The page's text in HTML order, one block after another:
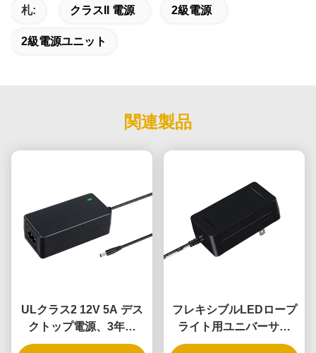
札: クラスII 電源 2級電源
2級電源ユニット
関連製品
ULクラス2 12V 5A デス
クトップ電源、3年保
証、DOE VI準拠
フレキシブルLEDロープ
ライト用ユニバーサル
12V5A 60W電源アダプタ